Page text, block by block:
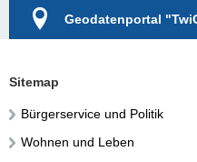
Geodatenportal
Sitemap
Bürgerservice und Politik
Wohnen und Leben